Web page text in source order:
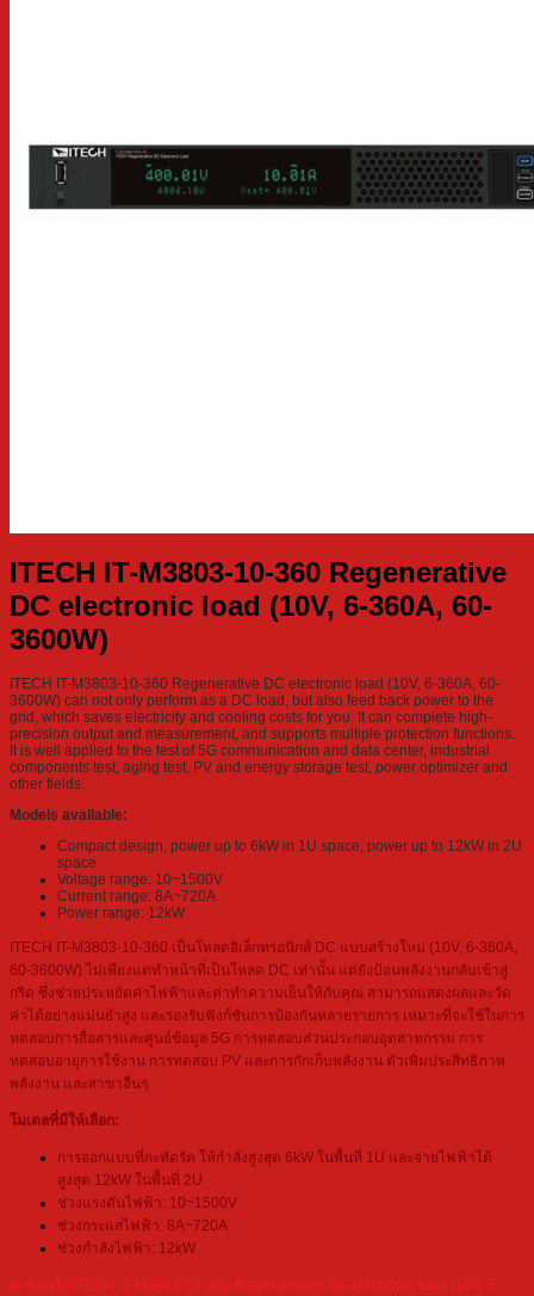
ITECH IT-M3803-10-360 Regenerative
DC electronic load (10V, 6-360A, 60-
3600W)
ITECH IT-M3803-10-360 Regenerative DC electronic load (10V, 6-360A, 60-
3600W) can not only perform as a DC load, but also feed back power to the
grid, which saves electricity and cooling costs for you. It can complete high-
precision output and measurement, and supports multiple protection functions.
It is well applied to the test of 5G communication and data center, industrial
components test, aging test, PV and energy storage test, power optimizer and
other fields.
Models available:
Compact design, power up to 6kW in 1U space, power up to 12kW in 2U
space
Voltage range: 10~1500V
Current range: 8A~720A
Power range: 12kW
ITECH IT-M3803-10-360 เป็นโหลดอิเล็กทรอนิกส์ DC แบบสร้างใหม่ (10V, 6-360A,
60-3600W) ไม่เพียงแต่ทำหน้าที่เป็นโหลด DC เท่านั้น แต่ยังป้อนพลังงานกลับเข้าสู่
กริด ซึ่งช่วยประหยัดค่าไฟฟ้าและค่าทำความเย็นให้กับคุณ สามารถแสดงผลและวัด
ค่าได้อย่างแม่นยำสูง และรองรับฟังก์ชันการป้องกันหลายรายการ เหมาะที่จะใช้ในการ
ทดสอบการสื่อสารและศูนย์ข้อมูล 5G การทดสอบส่วนประกอบอุตสาหกรรม การ
ทดสอบอายุการใช้งาน การทดสอบ PV และการกักเก็บพลังงาน ตัวเพิ่มประสิทธิภาพ
พลังงาน และสาขาอื่นๆ
โมเดลที่มีให้เลือก:
การออกแบบที่กะทัดรัด ให้กำลังสูงสุด 6kW ในพื้นที่ 1U และจ่ายไฟฟ้าได้
สูงสุด 12kW ในพื้นที่ 2U
ช่วงแรงดันไฟฟ้า: 10~1500V
ช่วงกระแสไฟฟ้า: 8A~720A
ช่วงกำลังไฟฟ้า: 12kW
หากสนใจ ITECH IT-M3803-10-360 Regenerative DC electronic load (10V, 6-